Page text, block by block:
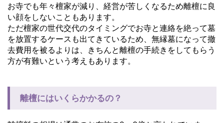
お寺でも年々檀家が減り、経営が苦しくなるため離檀に良
い顔をしないこともあります。
ただ檀家の世代交代のタイミングでお寺と連絡を絶って墓
を放置するケースも出てきているため、無縁墓になって撤
去費用を被るよりは、きちんと離檀の手続きをしてもらう
方が有難いという考えもあります。
離檀にはいくらかかるの？